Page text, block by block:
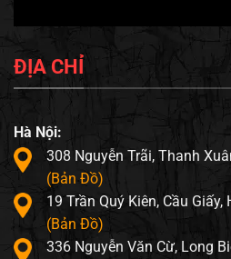
ĐỊA CHỈ
Hà Nội:
308 Nguyễn Trãi, Thanh
(Bản Đồ)
19 Trần Quý Kiên, Cầu Giấy,
(Bản Đồ)
336 Nguyễn Văn Cừ, Long